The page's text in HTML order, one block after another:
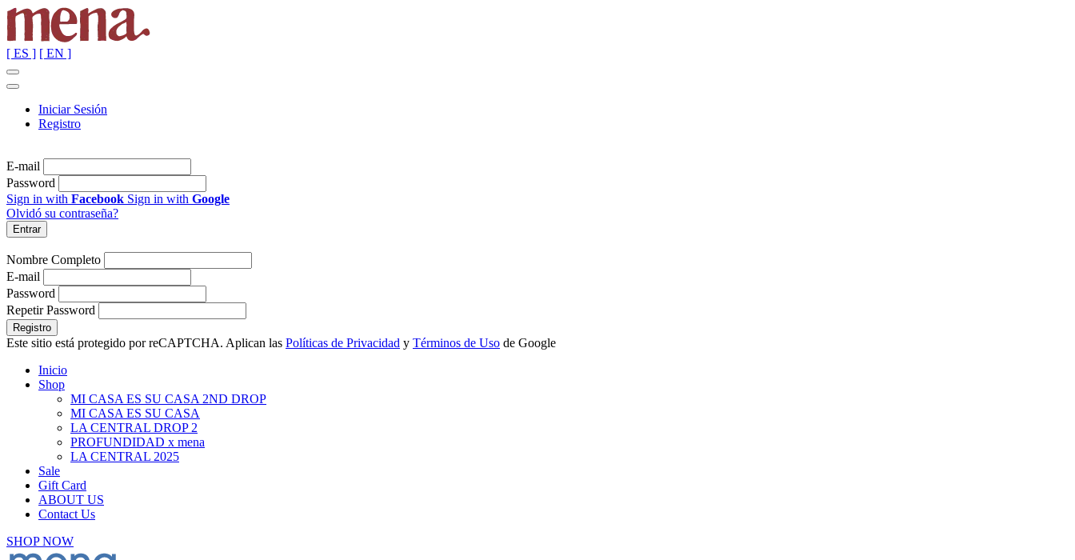
[ ES ] [ EN ]
Iniciar Sesión
Registro
E-mail
Password
Sign in with Facebook Sign in with Google
Olvidó su contraseña?
Nombre Completo
E-mail
Password
Repetir Password
Este sitio está protegido por reCAPTCHA. Aplican las Políticas de Privacidad y Términos de Uso de Google
Inicio
Shop
MI CASA ES SU CASA 2ND DROP
MI CASA ES SU CASA
LA CENTRAL DROP 2
PROFUNDIDAD x mena
LA CENTRAL 2025
Sale
Gift Card
ABOUT US
Contact Us
SHOP NOW